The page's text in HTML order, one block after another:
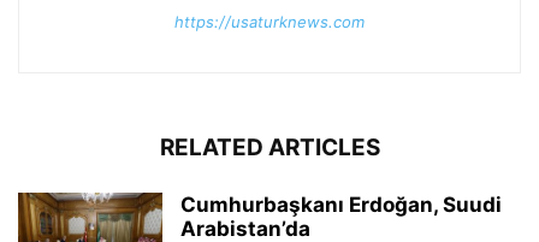
https://usaturknews.com
RELATED ARTICLES
Cumhurbaşkanı Erdoğan, Suudi
Arabistan’da